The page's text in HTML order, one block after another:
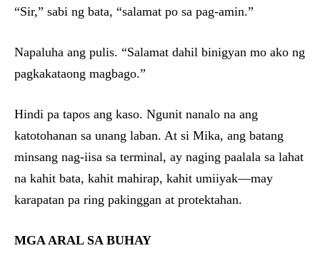
“Sir,” sabi ng bata, “salamat po sa pag-amin.”
Napaluha ang pulis. “Salamat dahil binigyan mo ako ng
pagkakataong magbago.”
Hindi pa tapos ang kaso. Ngunit nanalo na ang
katotohanan sa unang laban. At si Mika, ang batang
minsang nag-iisa sa terminal, ay naging paalala sa lahat
na kahit bata, kahit mahirap, kahit umiiyak—may
karapatan pa ring pakinggan at protektahan.
MGA ARAL SA BUHAY